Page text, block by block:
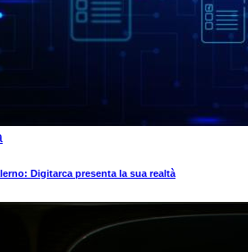
Digitarca presenta la sua realtà